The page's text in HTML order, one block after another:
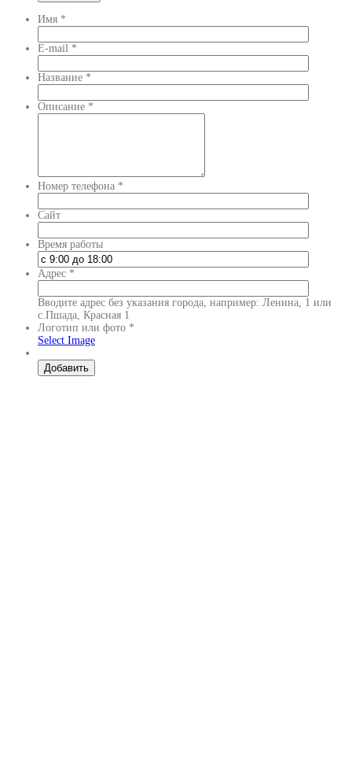
Имя *
E-mail *
Название *
Описание *
Номер телефона *
Сайт
Время работы
Адрес *
Вводите адрес без указания города, например: Ленина, 1 или
с.Пшада, Красная 1
Логотип или фото *
Select Image